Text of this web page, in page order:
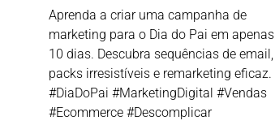
Aprenda a criar uma campanha de
marketing para o Dia do Pai em apenas
10 dias. Descubra sequências de email,
packs irresistíveis e remarketing eficaz.
#DiaDoPai #MarketingDigital #Vendas
#Ecommerce #Descomplicar